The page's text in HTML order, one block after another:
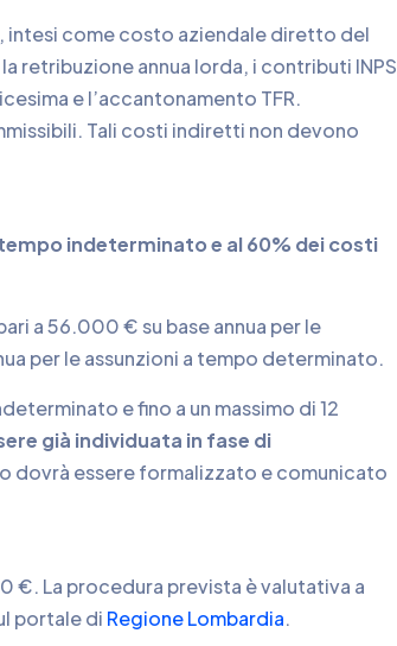
, intesi come costo aziendale diretto del
retribuzione annua lorda, i contributi INPS
e l’accantonamento TFR.
Tali costi indiretti non devono
indeterminato e al 60% dei costi
a 56.000 € su base annua per le
per le assunzioni a tempo determinato.
e fino a un massimo di 12
già individuata in fase di
dovrà essere formalizzato e comunicato
€. La procedura prevista è valutativa a
portale di Regione Lombardia.